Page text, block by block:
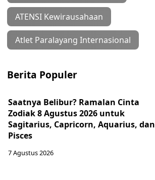
ATENSI Kewirausahaan
Atlet Paralayang Internasional
Berita Populer
Saatnya Belibur? Ramalan Cinta
Zodiak 8 Agustus 2026 untuk
Sagitarius, Capricorn, Aquarius, dan
Pisces
7 Agustus 2026